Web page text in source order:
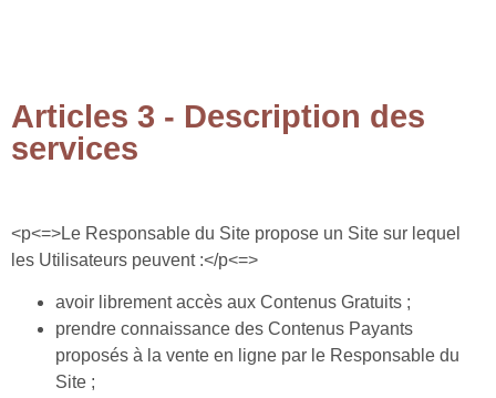
Articles 3 - Description des
services
<p<=>Le Responsable du Site propose un Site sur lequel
les Utilisateurs peuvent :</p<=>
avoir librement accès aux Contenus Gratuits ;
prendre connaissance des Contenus Payants
proposés à la vente en ligne par le Responsable du
Site ;